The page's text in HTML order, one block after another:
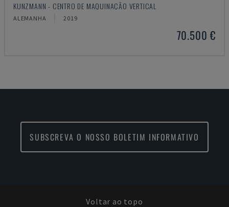
KUNZMANN - CENTRO DE MAQUINAÇÃO VERTICAL
ALEMANHA 2019
70.500 €
SUBSCREVA O NOSSO BOLETIM INFORMATIVO
Voltar ao topo